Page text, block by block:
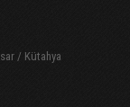
/ Kütahya